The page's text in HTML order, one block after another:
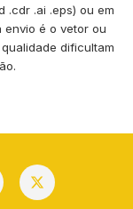
.cdr .ai .eps) ou em
envio é o vetor ou
dificultam